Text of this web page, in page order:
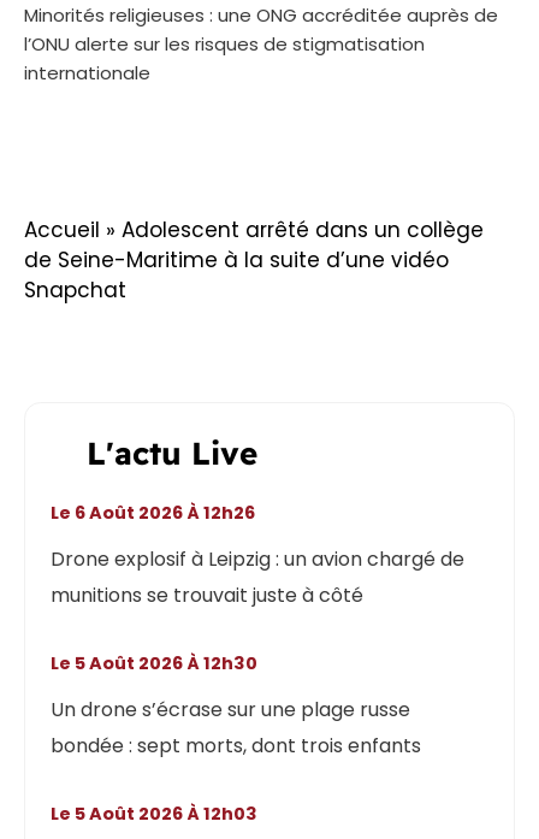
Minorités religieuses : une ONG accréditée auprès de
l’ONU alerte sur les risques de stigmatisation
internationale
Accueil » Adolescent arrêté dans un collège
de Seine-Maritime à la suite d’une vidéo
Snapchat
L'actu Live
Drone explosif à Leipzig : un avion chargé de
munitions se trouvait juste à côté
Le 6 Août 2026 À 12h26
Un drone s’écrase sur une plage russe
bondée : sept morts, dont trois enfants
Le 5 Août 2026 À 12h30
Le 5 Août 2026 À 12h03